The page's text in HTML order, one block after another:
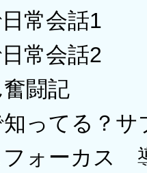
常会話1
常会話2
闘記
ってる？
フォーカス